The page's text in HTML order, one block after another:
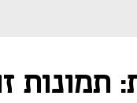
תמונות